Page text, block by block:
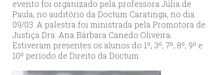
evento foi organizado pela professora Júlia de
Paula, no auditório da Doctum Caratinga, no dia
09/03. A palestra foi ministrada pela Promotora de
Justiça Dra. Ana Bárbara Canedo Oliveira.
Estiveram presentes os alunos do 1º, 3º, 7º, 8º, 9º e
10º período de Direito da Doctum.